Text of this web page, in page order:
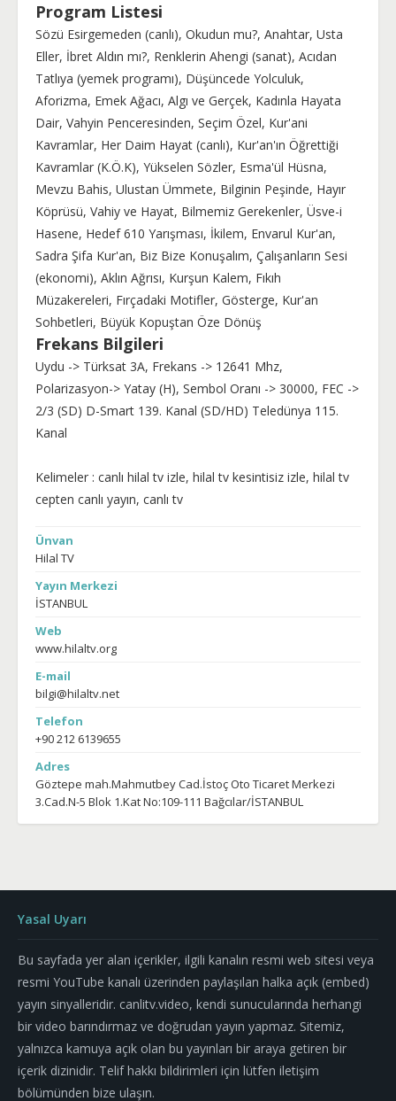
Program Listesi
Sözü Esirgemeden (canlı), Okudun mu?, Anahtar, Usta
Eller, İbret Aldın mı?, Renklerin Ahengi (sanat), Acıdan
Tatlıya (yemek programı), Düşüncede Yolculuk,
Aforizma, Emek Ağacı, Algı ve Gerçek, Kadınla Hayata
Dair, Vahyin Penceresinden, Seçim Özel, Kur'ani
Kavramlar, Her Daim Hayat (canlı), Kur'an'ın Öğrettiği
Kavramlar (K.Ö.K), Yükselen Sözler, Esma'ül Hüsna,
Mevzu Bahis, Ulustan Ümmete, Bilginin Peşinde, Hayır
Köprüsü, Vahiy ve Hayat, Bilmemiz Gerekenler, Üsve-i
Hasene, Hedef 610 Yarışması, İkilem, Envarul Kur'an,
Sadra Şifa Kur'an, Biz Bize Konuşalım, Çalışanların Sesi
(ekonomi), Aklın Ağrısı, Kurşun Kalem, Fıkıh
Müzakereleri, Fırçadaki Motifler, Gösterge, Kur'an
Sohbetleri, Büyük Kopuştan Öze Dönüş
Frekans Bilgileri
Uydu -> Türksat 3A, Frekans -> 12641 Mhz,
Polarizasyon-> Yatay (H), Sembol Oranı -> 30000, FEC ->
2/3 (SD) D-Smart 139. Kanal (SD/HD) Teledünya 115.
Kanal
Kelimeler : canlı hilal tv izle, hilal tv kesintisiz izle, hilal tv
cepten canlı yayın, canlı tv
Ünvan
Hilal TV
Yayın Merkezi
İSTANBUL
Web
www.hilaltv.org
E-mail
bilgi@hilaltv.net
Telefon
+90 212 6139655
Adres
Göztepe mah.Mahmutbey Cad.İstoç Oto Ticaret Merkezi
3.Cad.N-5 Blok 1.Kat No:109-111 Bağcılar/İSTANBUL
Yasal Uyarı
Bu sayfada yer alan içerikler, ilgili kanalın resmi web sitesi veya
resmi YouTube kanalı üzerinden paylaşılan halka açık (embed)
yayın sinyalleridir. canlitv.video, kendi sunucularında herhangi
bir video barındırmaz ve doğrudan yayın yapmaz. Sitemiz,
yalnızca kamuya açık olan bu yayınları bir araya getiren bir
içerik dizinidir. Telif hakkı bildirimleri için lütfen iletişim
bölümünden bize ulaşın.